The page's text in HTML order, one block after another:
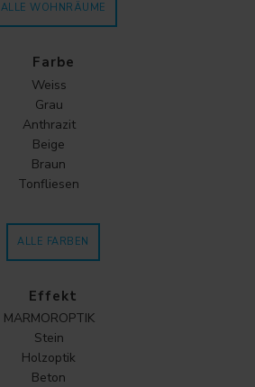
ALLE WOHNRÄUME
Farbe
Weiss
Grau
Anthrazit
Beige
Braun
Tonfliesen
ALLE FARBEN
Effekt
MARMOROPTIK
Stein
Holzoptik
Beton